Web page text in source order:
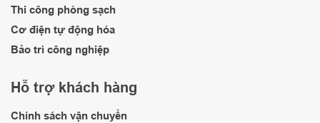
Thi công phòng sạch
Cơ điện tự động hóa
Bảo trì công nghiệp
Hỗ trợ khách hàng
Chính sách vận chuyển